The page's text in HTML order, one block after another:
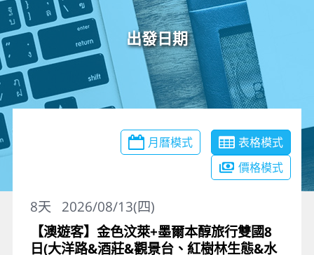
出發日期
月曆模式
表格模式
價格模式
2026/08/13(四)
8天
【澳遊客】金色汶萊+墨爾本醇旅行雙國8
日(大洋路&酒莊&觀景台、紅樹林生態&水